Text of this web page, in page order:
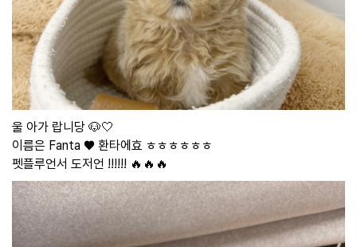
울 아가 랍니당 🐶🤍
이름은 Fanta ♥ 환타에효 ㅎㅎㅎㅎㅎㅎ
펫플루언서 도저언 !!!!!! 🔥🔥🔥